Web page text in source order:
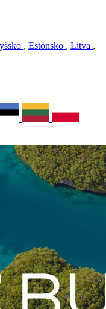
, Estónsko , Litva ,